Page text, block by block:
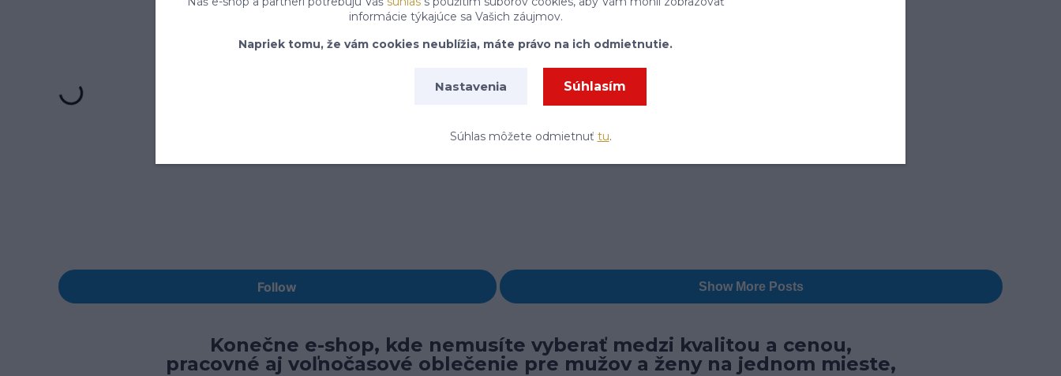
Konečne e-shop, kde nemusíte vyberať medzi kvalitou a cenou,
pracovné aj voľnočasové oblečenie pre mužov a ženy na jednom mieste,
informácie týkajúce sa Vašich záujmov.
Napriek tomu, že vám cookies neublížia, máte právo na ich odmietnutie.
Nastavenia Súhlasím
Súhlas môžete odmietnuť tu.